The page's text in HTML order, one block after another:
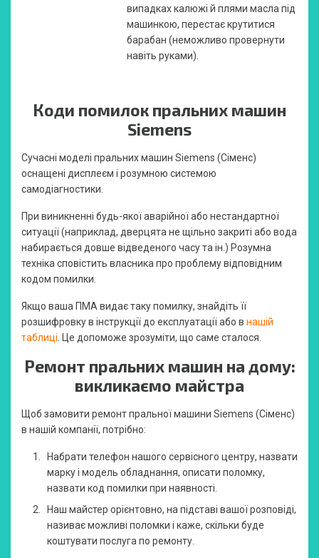
випадках калюжі й плями масла під
машинкою, перестає крутитися
барабан (неможливо провернути
навіть руками).
Коди помилок пральних машин
Siemens
Сучасні моделі пральних машин Siemens (Сіменс)
оснащені дисплеєм і розумною системою
самодіагностики.
При виникненні будь-якої аварійної або нестандартної
ситуації (наприклад, дверцята не щільно закриті або вода
набирається довше відведеного часу та ін.) Розумна
техніка сповістить власника про проблему відповідним
кодом помилки.
Якщо ваша ПМА видає таку помилку, знайдіть її
розшифровку в інструкції до експлуатації або в нашій
таблиці. Це допоможе зрозуміти, що саме сталося.
Ремонт пральних машин на дому:
викликаємо майстра
Щоб замовити ремонт пральної машини Siemens (Сіменс)
в нашій компанії, потрібно:
Набрати телефон нашого сервісного центру, назвати
марку і модель обладнання, описати поломку,
назвати код помилки при наявності.
Наш майстер орієнтовно, на підставі вашої розповіді,
називає можливі поломки і каже, скільки буде
коштувати послуга по ремонту.